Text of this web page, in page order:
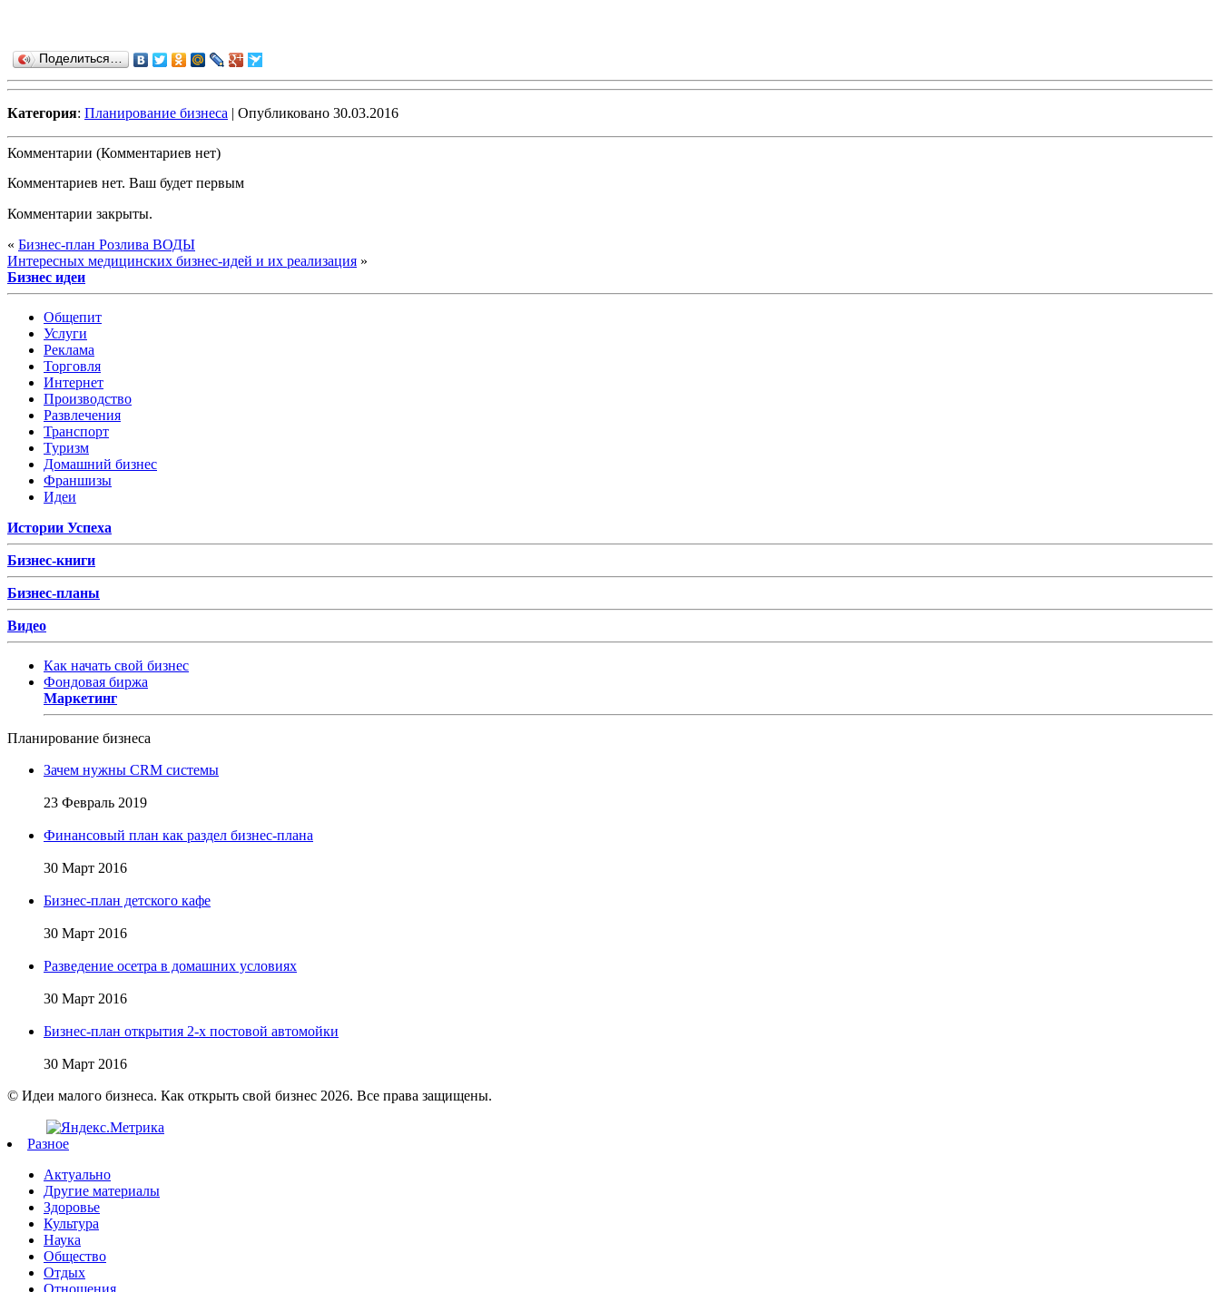
Поделиться…
Категория: Планирование бизнеса | Опубликовано 30.03.2016
Комментарии (Комментариев нет)
Комментариев нет. Ваш будет первым
Комментарии закрыты.
« Бизнес-план Розлива ВОДЫ
Интересных медицинских бизнес-идей и их реализация »
Бизнес идеи
Общепит
Услуги
Реклама
Торговля
Интернет
Производство
Развлечения
Транспорт
Туризм
Домашний бизнес
Франшизы
Идеи
Истории Успеха
Бизнес-книги
Бизнес-планы
Видео
Как начать свой бизнес
Фондовая биржа
Маркетинг
Планирование бизнеса
Зачем нужны CRM системы
23 Февраль 2019
Финансовый план как раздел бизнес-плана
30 Март 2016
Бизнес-план детского кафе
30 Март 2016
Разведение осетра в домашних условиях
30 Март 2016
Бизнес-план открытия 2-х постовой автомойки
30 Март 2016
© Идеи малого бизнеса. Как открыть свой бизнес 2026. Все права защищены.
Разное
Актуально
Другие материалы
Здоровье
Культура
Наука
Общество
Отдых
Отношения